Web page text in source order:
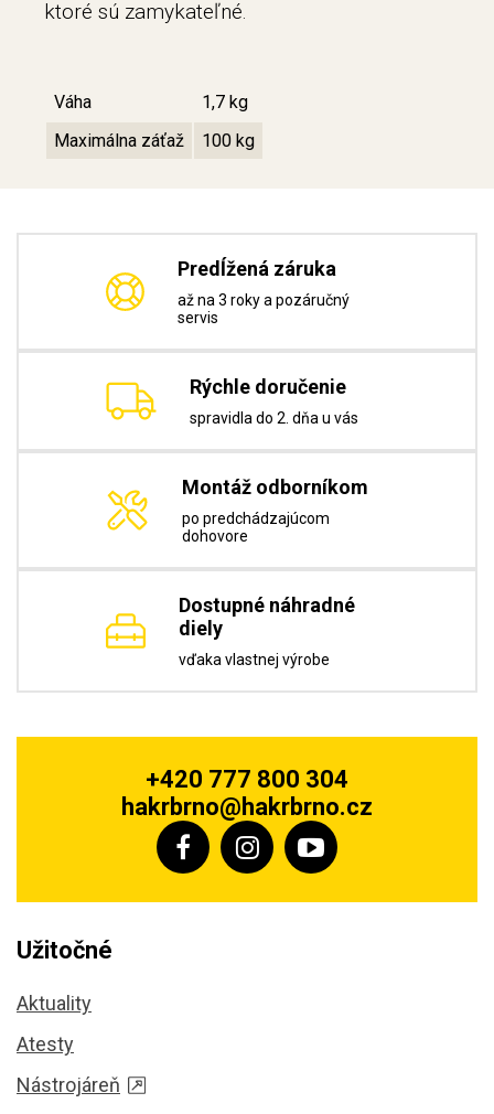
ktoré sú zamykateľné.
Váha
1,7 kg
Maximálna záťaž
100 kg
Predĺžená záruka
až na 3 roky a pozáručný
servis
Rýchle doručenie
spravidla do 2. dňa u vás
Montáž odborníkom
po predchádzajúcom
dohovore
Dostupné náhradné
diely
vďaka vlastnej výrobe
+420 777 800 304
hakrbrno@hakrbrno.cz
Užitočné
Aktuality
Atesty
Nástrojáreň